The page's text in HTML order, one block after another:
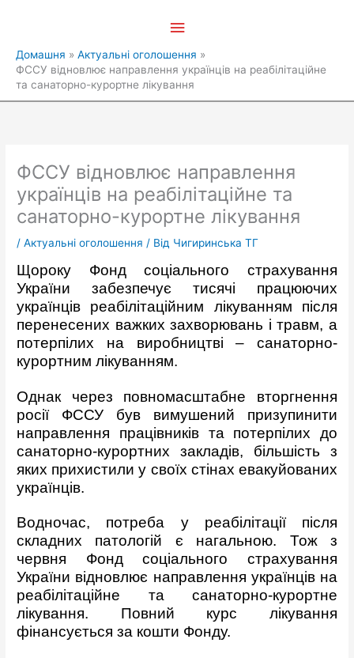
меню
Домашня
Актуальні оголошення
ФССУ відновлює направлення українців на реабілітаційне
та санаторно-курортне лікування
ФССУ відновлює направлення
українців на реабілітаційне та
санаторно-курортне лікування
/Актуальні оголошення / Від Чигиринська ТГ
Щороку Фонд соціального страхування
України забезпечує тисячі працюючих
українців реабілітаційним лікуванням після
перенесених важких захворювань і травм, а
потерпілих на виробництві – санаторно-
курортним лікуванням.
Однак через повномасштабне вторгнення
росії ФССУ був вимушений призупинити
направлення працівників та потерпілих до
санаторно-курортних закладів, більшість з
яких прихистили у своїх стінах евакуйованих
українців.
Водночас, потреба у реабілітації після
складних патологій є нагальною. Тож з
червня Фонд соціального страхування
України відновлює направлення українців на
реабілітаційне та санаторно-курортне
лікування. Повний курс лікування
фінансується за кошти Фонду.